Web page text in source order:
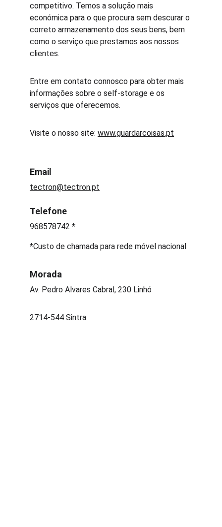
competitivo. Temos a solução mais
económica para o que procura sem descurar o
correto armazenamento dos seus bens, bem
como o serviço que prestamos aos nossos
clientes.
​Entre em contato connosco para obter mais
informações sobre o self-storage e os
serviços que oferecemos.
Visite o nosso site: www.guardarcoisas.pt
Email
tectron@tectron.pt
Telefone
968578742 *
*Custo de chamada para rede móvel nacional
Morada
Av. Pedro Alvares Cabral, 230 Linhó
2714-544 Sintra